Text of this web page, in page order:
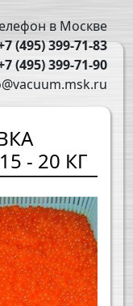
в Москве
(495) 399-71-83
(495) 399-71-90
- 20 КГ